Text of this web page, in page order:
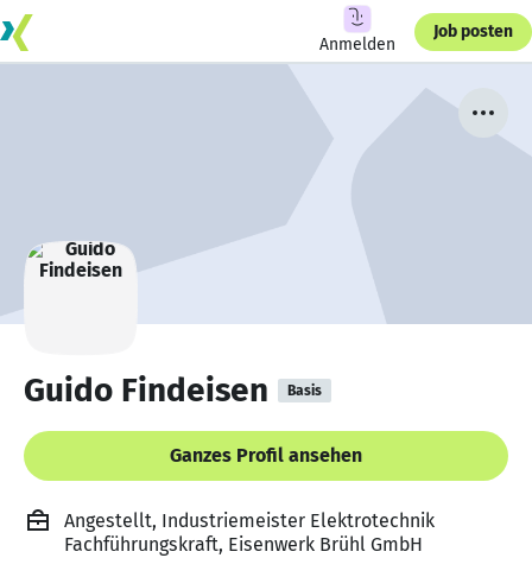
Anmelden
Job posten
Guido Findeisen Basis
Ganzes Profil ansehen
Angestellt, Industriemeister Elektrotechnik
Fachführungskraft, Eisenwerk Brühl GmbH